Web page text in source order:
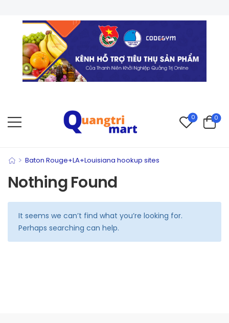
0 0
> Baton Rouge+LA+Louisiana hookup sites
Nothing Found
It seems we can’t find what you’re looking for.
Perhaps searching can help.